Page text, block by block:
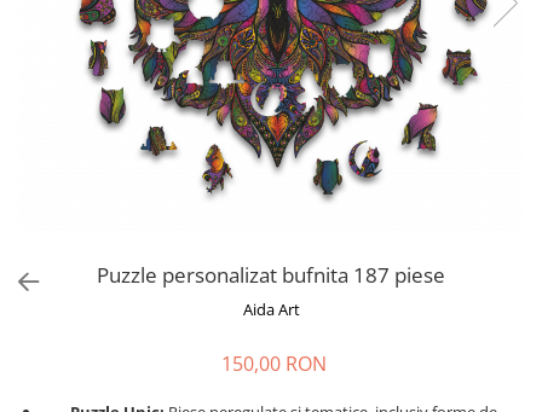
Decoratiuni Paste
Insigne / Brose
Agende Personalizate
Agende A5
Invitatii personalizate
Cadouri absolvire
Puzzle personalizat bufnita 187 piese
Aida Art
150,00 RON